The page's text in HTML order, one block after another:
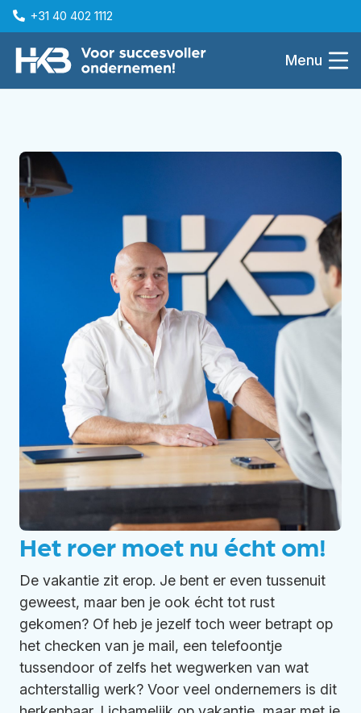
+31 40 402 1112
Menu
Het roer moet nu écht om!
De vakantie zit erop. Je bent er even tussenuit
geweest, maar ben je ook écht tot rust
gekomen? Of heb je jezelf toch weer betrapt op
het checken van je mail, een telefoontje
tussendoor of zelfs het wegwerken van wat
achterstallig werk? Voor veel ondernemers is dit